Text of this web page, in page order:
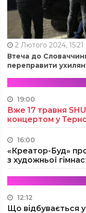
2 Лютого 2024, 15:21
Втеча до
переправити
19:00
Вже 17 травня
концертом у
16:00
«Креатор-Буд»
з художньої
12:12
Що відбувається